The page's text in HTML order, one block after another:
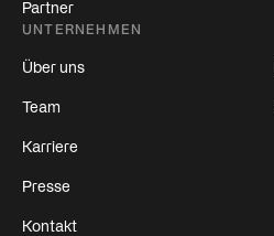
Partner
UNTERNEHMEN
Über uns
Team
Karriere
Presse
Kontakt